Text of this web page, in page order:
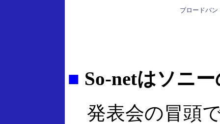
ブロードバン
■ So-netはソニ
発表会の冒頭